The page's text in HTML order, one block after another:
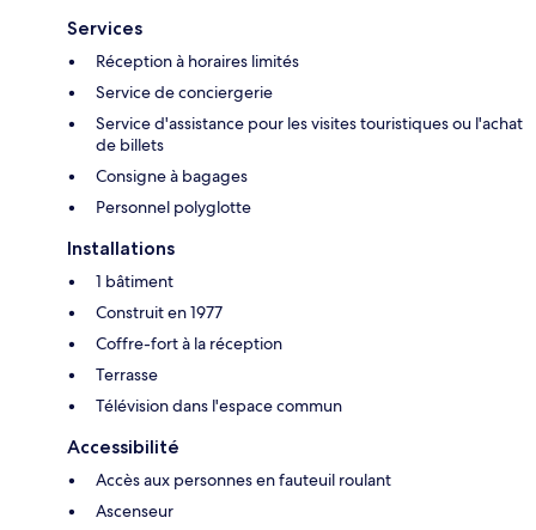
Services
Réception à horaires limités
Service de conciergerie
Service d'assistance pour les visites touristiques ou l'achat
de billets
Consigne à bagages
Personnel polyglotte
Installations
1 bâtiment
Construit en 1977
Coffre-fort à la réception
Terrasse
Télévision dans l'espace commun
Accessibilité
Accès aux personnes en fauteuil roulant
Ascenseur